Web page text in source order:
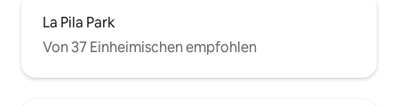
La Pila Park
Von 37 Einheimischen empfohlen